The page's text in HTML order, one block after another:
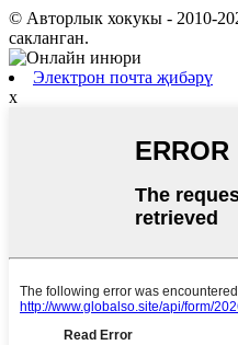
© Авторлык хокукы - 2010-
сакланган.
Электрон почта җибәрү
x